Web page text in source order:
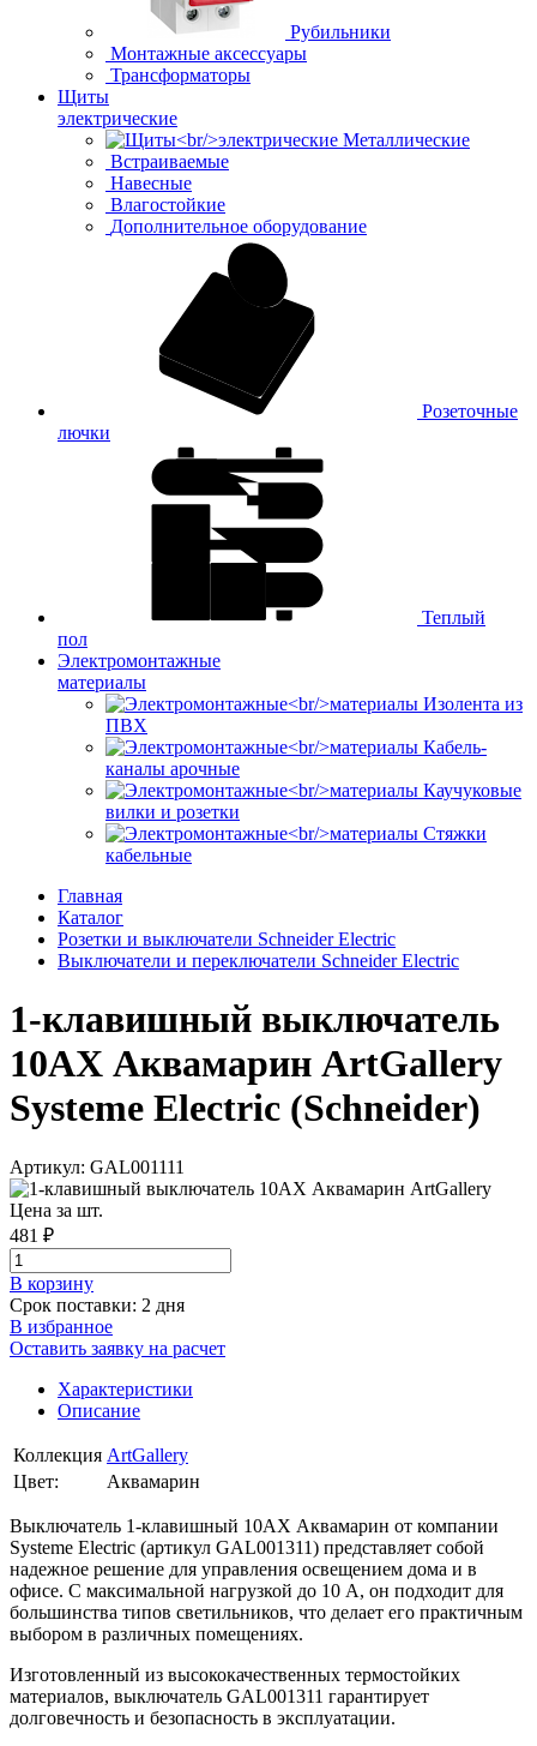
Рубильники
Монтажные аксессуары
Трансформаторы
Щиты
электрические
Металлические
Встраиваемые
Навесные
Влагостойкие
Дополнительное оборудование
Розеточные
лючки
Теплый
пол
Электромонтажные
материалы
Изолента из
ПВХ
Кабель-
каналы арочные
Каучуковые
вилки и розетки
Стяжки
кабельные
Главная
Каталог
Розетки и выключатели Schneider Electric
Выключатели и переключатели Schneider Electric
1-клавишный выключатель
10АХ Аквамарин ArtGallery
Systeme Electric (Schneider)
Артикул: GAL001111
Цена за шт.
481 ₽
В корзинy
Срок поставки: 2 дня
В избранное
Оставить заявку на расчет
Характеристики
Описание
Коллекция ArtGallery
Цвет:
Аквамарин
Выключатель 1-клавишный 10АХ Аквамарин от компании
Systeme Electric (артикул GAL001311) представляет собой
надежное решение для управления освещением дома и в
офисе. С максимальной нагрузкой до 10 А, он подходит для
большинства типов светильников, что делает его практичным
выбором в различных помещениях.
Изготовленный из высококачественных термостойких
материалов, выключатель GAL001311 гарантирует
долговечность и безопасность в эксплуатации.